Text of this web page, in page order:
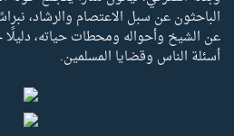
الباحثون عن سبل الاعتصام والرشاد،
عن الشيخ وأحواله ومحطات حياته، دليلًا
أسئلة الناس وقضايا المسلمين.